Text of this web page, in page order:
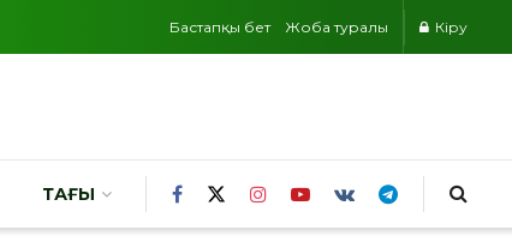
Бастапқы бет Жоба туралы Кіру
ТАҒЫ